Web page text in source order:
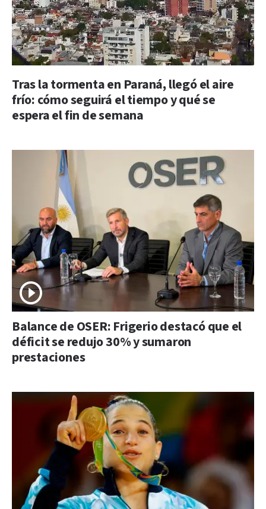
Tras la tormenta en Paraná, llegó el aire
frío: cómo seguirá el tiempo y qué se
espera el fin de semana
Balance de OSER: Frigerio destacó que el
déficit se redujo 30% y sumaron
prestaciones